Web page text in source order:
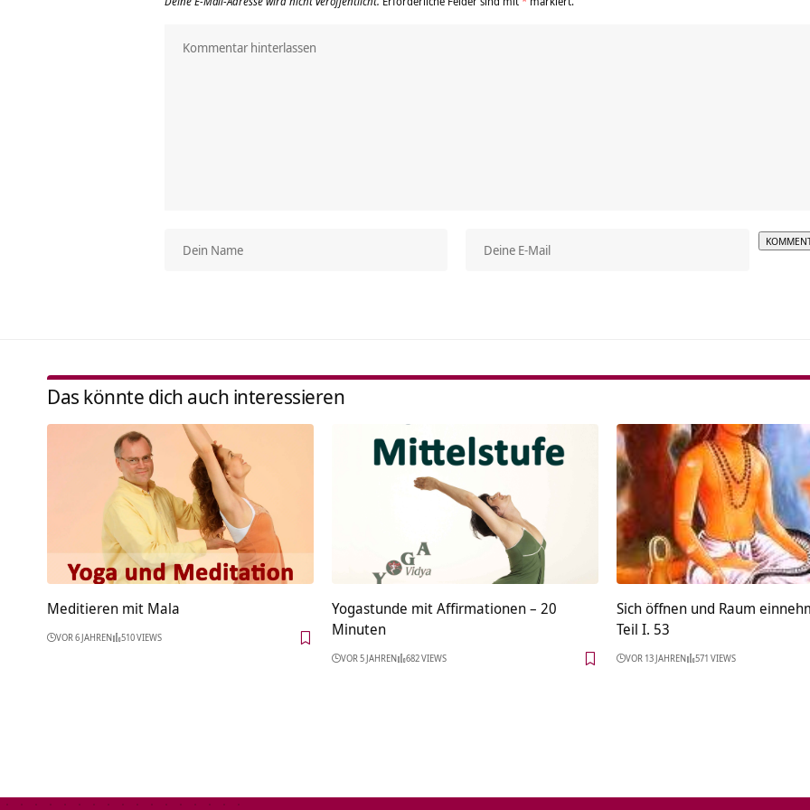
Das könnte dich auch interessieren
Meditieren mit Mala
VOR 6 JAHREN 510 VIEWS
Yogastunde mit Affirmationen – 20
Minuten
VOR 5 JAHREN 682 VIEWS
Sich öffnen und Raum
Teil I. 53
VOR 13 JAHREN 571 VIEWS